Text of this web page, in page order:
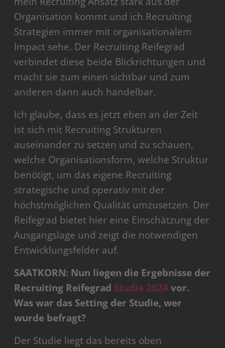
Organisation kommt und ich Recruiting
Strategien immer mit organisationalem
Impact sehe. Der Recruiting Reifegrad
verbindet diese beide Blickrichtungen und
macht sie zum einen sichtbar und zum
anderen dann auch handelbar.
Ich glaube, dass es jetzt eben an der Zeit
ist sich mit Recruiting Strukturen
auseinander zu setzen und zu schauen,
welche Organisationsform, welche Struktur
benötigt, um das eigene Recruiting
strategische und operativ mit der
höchstmöglichen Qualität umzusetzen. Der
Reifegrad bietet hier eine Einschätzung der
Ausgangslage und zeigt die notwendigen
Entwicklungsfelder auf.
SAATKORN: Nun liegen die Ergebnisse der
Recruiting Reifegrad Studie 2024vor.
Was war das Setting der Studie, wer
wurde befragt?
Der Studie liegt das bereits oben